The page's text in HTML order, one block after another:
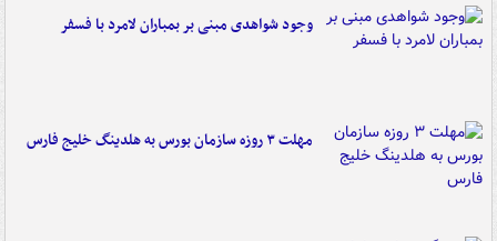
وجود شواهدی مبنی بر بمباران لامرد با فسفر
مهلت ۳ روزه سازمان بورس به هلدینگ خلیج فارس